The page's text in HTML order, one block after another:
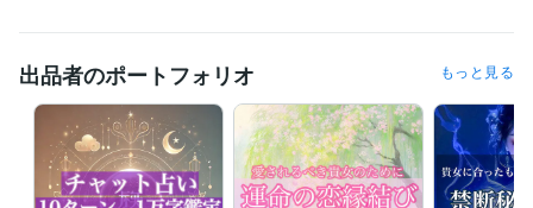
占い 縁結び 霊視鑑定（魂の流れを見る） 24時間以内3000字鑑定
占い業界 相談業界
語学力
英語 日常会話レベル
出品者のポートフォリオ もっと見る